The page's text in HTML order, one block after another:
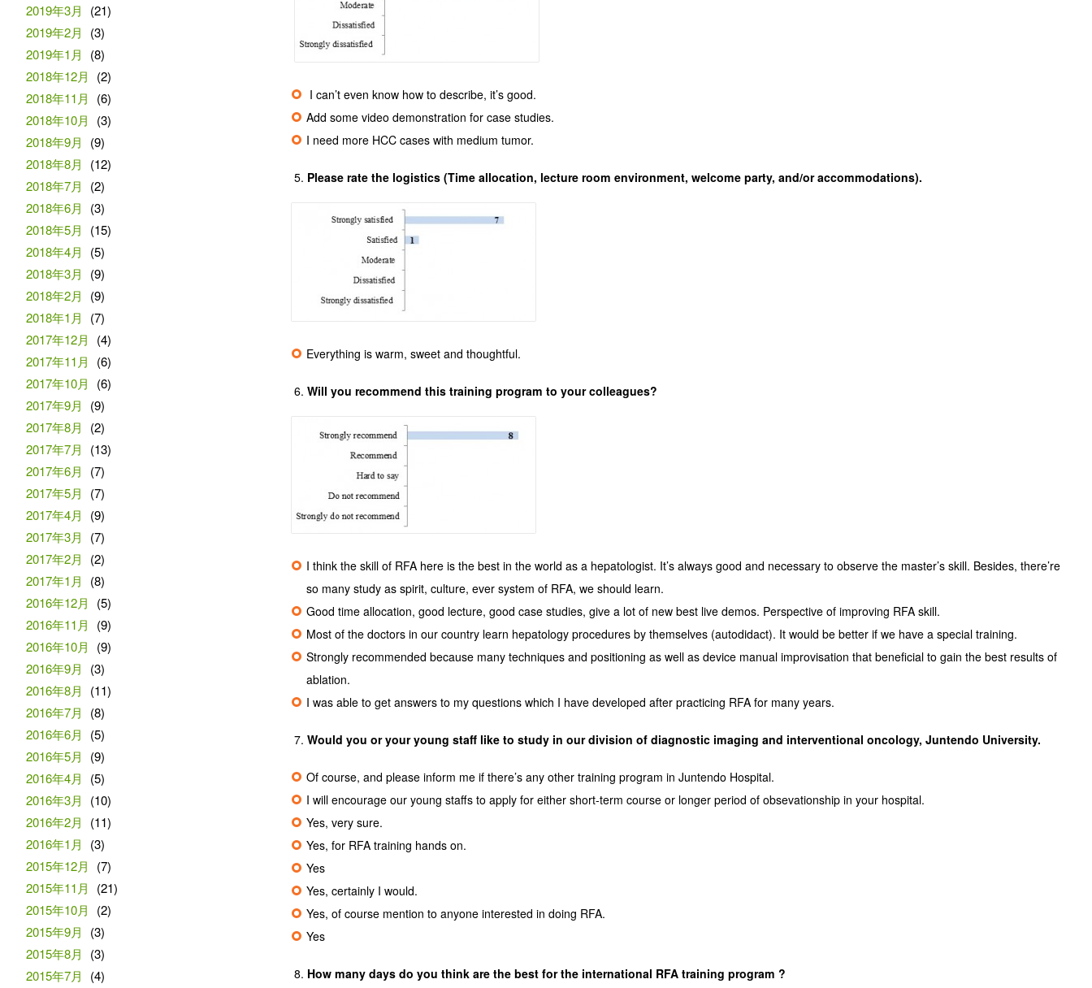
I can’t even know how to describe, it’s good.
Add some video demonstration for case studies.
I need more HCC cases with medium tumor.
Please rate the logistics (Time allocation, lecture room environment, welcome party, and/or accommodations).
Everything is warm, sweet and thoughtful.
Will you recommend this training program to your colleagues?
I think the skill of RFA here is the best in the world as a hepatologist. It’s always good and necessary to observe the master’s skill. Besides, there’re
so many study as spirit, culture, ever system of RFA, we should learn.
Good time allocation, good lecture, good case studies, give a lot of new best live demos. Perspective of improving RFA skill.
Most of the doctors in our country learn hepatology procedures by themselves (autodidact). It would be better if we have a special training.
Strongly recommended because many techniques and positioning as well as device manual improvisation that beneficial to gain the best results of
ablation.
I was able to get answers to my questions which I have developed after practicing RFA for many years.
Would you or your young staff like to study in our division of diagnostic imaging and interventional oncology, Juntendo University.
Of course, and please inform me if there’s any other training program in Juntendo Hospital.
I will encourage our young staffs to apply for either short-term course or longer period of obsevationship in your hospital.
Yes, very sure.
Yes, for RFA training hands on.
Yes
Yes, certainly I would.
Yes, of course mention to anyone interested in doing RFA.
Yes
How many days do you think are the best for the international RFA training program ?
2019年3月
(21)
2019年2月
(3)
2019年1月
(8)
2018年12月
(2)
2018年11月
(6)
2018年10月
(3)
2018年9月
(9)
2018年8月
(12)
2018年7月
(2)
2018年6月
(3)
2018年5月
(15)
2018年4月
(5)
2018年3月
(9)
2018年2月
(9)
2018年1月
(7)
2017年12月
(4)
2017年11月
(6)
2017年10月
(6)
2017年9月
(9)
2017年8月
(2)
2017年7月
(13)
2017年6月
(7)
2017年5月
(7)
2017年4月
(9)
2017年3月
(7)
2017年2月
(2)
2017年1月
(8)
2016年12月
(5)
2016年11月
(9)
2016年10月
(9)
2016年9月
(3)
2016年8月
(11)
2016年7月
(8)
2016年6月
(5)
2016年5月
(9)
2016年4月
(5)
2016年3月
(10)
2016年2月
(11)
2016年1月
(3)
2015年12月
(7)
2015年11月
(21)
2015年10月
(2)
2015年9月
(3)
2015年8月
(3)
2015年7月
(4)